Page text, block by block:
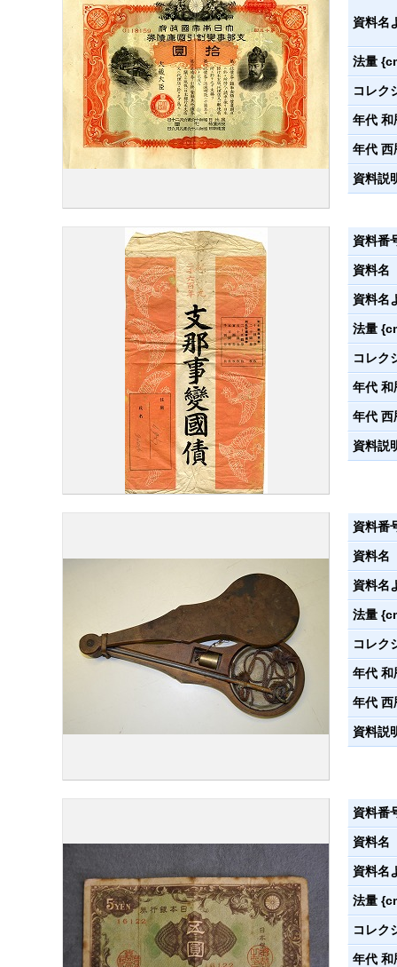
資料名
法量
コレク
年代 和
年代 西
資料説
資料番
資料名
資料名
法量
コレク
年代 和
年代 西
資料説
資料番
資料名
資料名
法量
コレク
年代 和
年代 西
資料説
資料番
資料名
資料名
法量
コレク
年代 和